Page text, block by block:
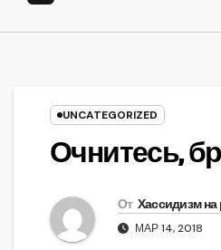
UNCATEGORIZED
Очнитесь,
От Хассидизм на
МАР 14, 2018